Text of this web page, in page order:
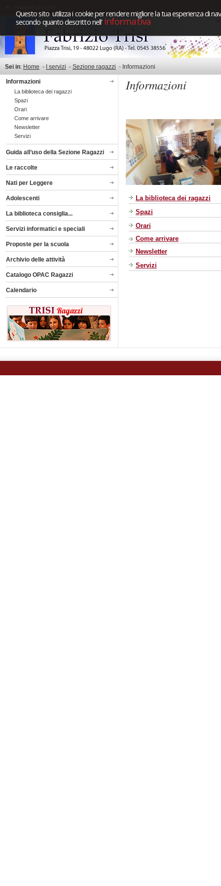
Questo sito utilizza i cookie per rendere migliore la tua esperienza di
secondo quanto descritto nell'informativa
Sei in: Home - I servizi - Sezione ragazzi - Informazioni
Informazioni
La biblioteca dei ragazzi
Spazi
Orari
Come arrivare
Newsletter
Servizi
Guida all’uso della Sezione Ragazzi
Le raccolte
Nati per Leggere
Adolescenti
La biblioteca consiglia...
Servizi informatici e speciali
Proposte per la scuola
Archivio delle attività
Catalogo OPAC Ragazzi
Calendario
Informazioni
La biblioteca dei ragazzi
Spazi
Orari
Come arrivare
Newsletter
Servizi